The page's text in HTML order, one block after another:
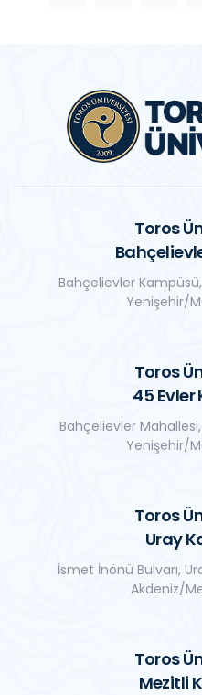
Toros
Bahçelievler Kampüsü,
Yenişehir/
Toros
45
Bahçelievler
Yenişehir/
Toros
Uray
İsmet İnönü Bulvarı,
Akdeniz/
Toros
Mezitli